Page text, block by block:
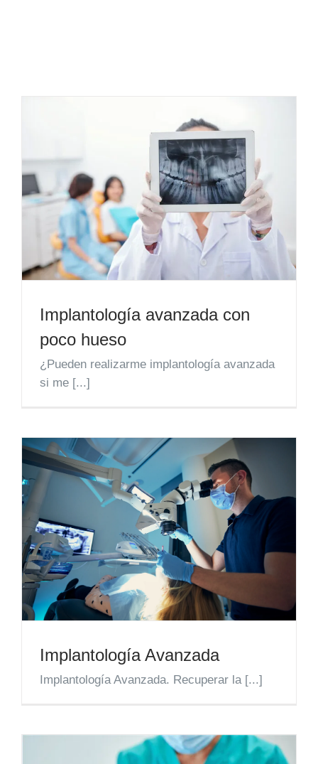
Implantología avanzada con
poco hueso
¿Pueden realizarme implantología avanzada
si me [...]
Implantología Avanzada
Implantología Avanzada. Recuperar la [...]